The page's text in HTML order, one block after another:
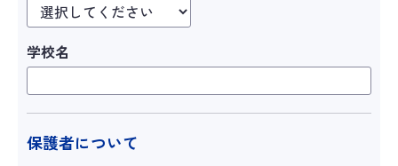
学校名
保護者について